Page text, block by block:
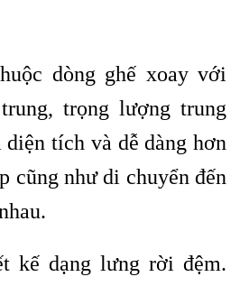
dòng ghế xoay với
trọng lượng trung
tích và dễ dàng hơn
cũng như di chuyển đến
kế dạng lưng rời đệm.